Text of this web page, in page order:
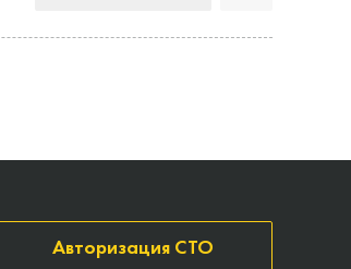
Авторизация СТО